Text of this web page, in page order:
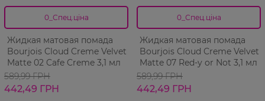
0_Спец.ціна
Жидкая матовая помада
Bourjois Cloud Creme Velvet
Matte 02 Cafe Creme 3,1 мл
589,99 ГРН
442,49 ГРН
0_Спец.ціна
Жидкая матовая помада
Bourjois Cloud Creme Velvet
Matte 07 Red-y or Not 3,1 мл
589,99 ГРН
442,49 ГРН